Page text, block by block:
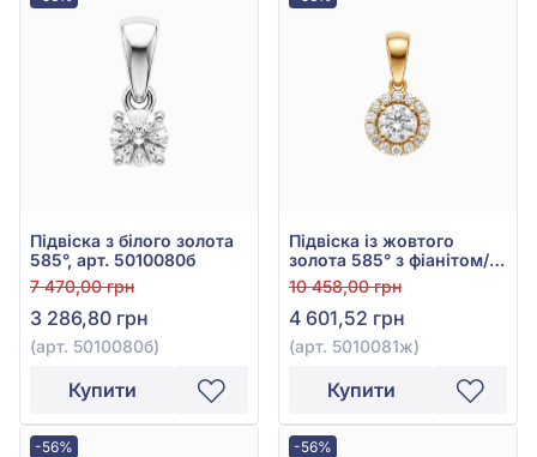
Підвіска з білого золота
585°, арт. 5010080б
7 470,00 грн
3 286,80 грн
(арт. 5010080б)
Купити
Підвіска із жовтого
золота 585° з фіанітом/
куб.цирконієм, арт.
5010081ж
10 458,00 грн
4 601,52 грн
(арт. 5010081ж)
Купити
-56% -56%